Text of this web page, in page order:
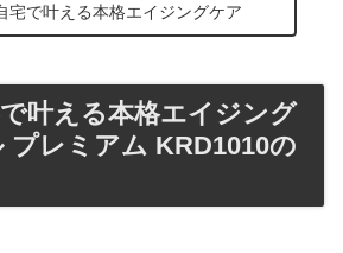
宅で叶える本格エイジングケア
叶える本格エイジング
プレミアム KRD1010の